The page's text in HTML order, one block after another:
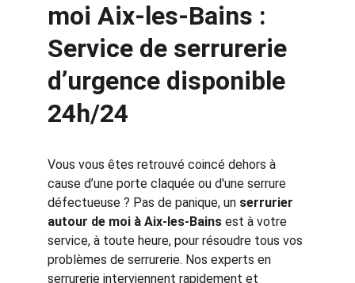
moi Aix-les-Bains :
Service de serrurerie
d’urgence disponible
24h/24
Vous vous êtes retrouvé coincé dehors à
cause d’une porte claquée ou d'une serrure
défectueuse ? Pas de panique, un serrurier
autour de moi à Aix-les-Bains est à votre
service, à toute heure, pour résoudre tous vos
problèmes de serrurerie. Nos experts en
serrurerie interviennent rapidement et